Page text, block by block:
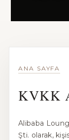
ANA SAYFA
KVKK
Alibaba
Şti. olarak,